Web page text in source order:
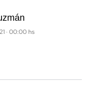
· 00:00 hs